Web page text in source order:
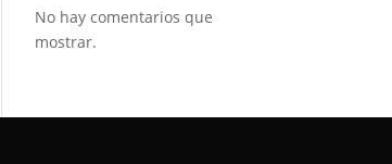
No hay comentarios que
mostrar.